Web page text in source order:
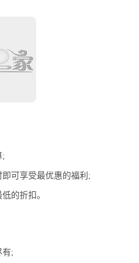
;
可享受最优惠的福利;
的折扣。
有;